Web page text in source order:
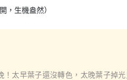
，生機盎然）
！太早葉子還沒轉色，太晚葉子掉